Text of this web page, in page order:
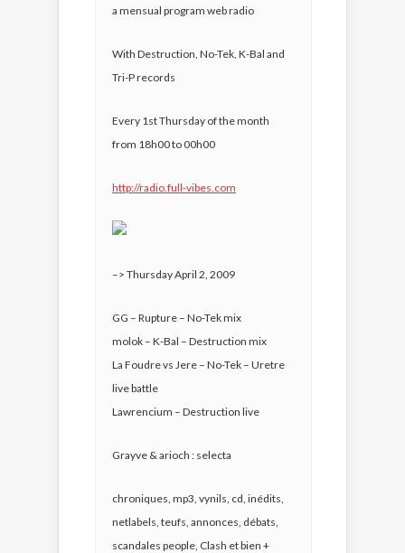
a mensual program web radio
With Destruction, No-Tek, K-Bal and
Tri-P records
Every 1st Thursday of the month
from 18h00 to 00h00
http://radio.full-vibes.com
–> Thursday April 2, 2009
GG – Rupture – No-Tek mix
molok – K-Bal – Destruction mix
La Foudre vs Jere – No-Tek – Uretre
live battle
Lawrencium – Destruction live
Grayve & arioch : selecta
chroniques, mp3, vynils, cd, inédits,
netlabels, teufs, annonces, débats,
scandales people, Clash et bien +